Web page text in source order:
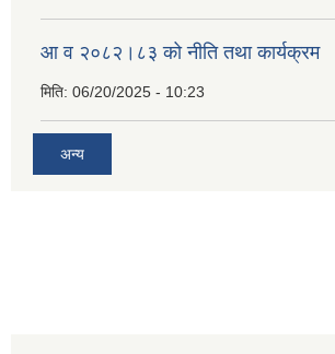
आ व २०८२।८३ को नीति तथा कार्यक्रम
मिति: 06/20/2025 - 10:23
अन्य